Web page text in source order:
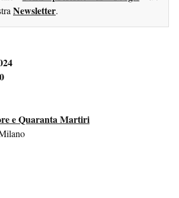
Newsletter.
e Quaranta Martiri